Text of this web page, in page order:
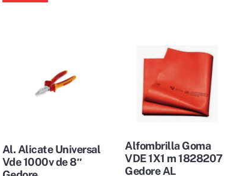
Al. Alicate Universal
Vde 1000v de 8″
Alfombrilla Goma
VDE 1X1 m 1828207
Gedore AL